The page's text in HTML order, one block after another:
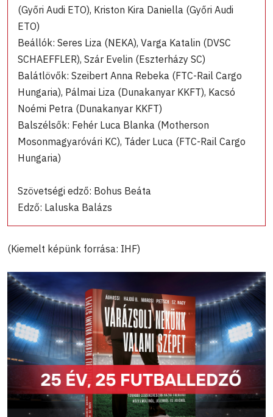
(Győri Audi ETO), Kriston Kira Daniella (Győri Audi
ETO)
Beállók: Seres Liza (NEKA), Varga Katalin (DVSC
SCHAEFFLER), Szár Evelin (Eszterházy SC)
Balátlövők: Szeibert Anna Rebeka (FTC-Rail Cargo
Hungaria), Pálmai Liza (Dunakanyar KKFT), Kacsó
Noémi Petra (Dunakanyar KKFT)
Balszélsők: Fehér Luca Blanka (Motherson
Mosonmagyaróvári KC), Táder Luca (FTC-Rail Cargo
Hungaria)
Szövetségi edző: Bohus Beáta
Edző: Laluska Balázs
(Kiemelt képünk forrása: IHF)